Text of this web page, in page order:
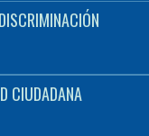
CIUDADANA